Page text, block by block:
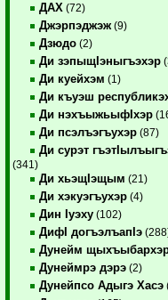
ДАХ (72)
Джэрпэджэж (9)
Дзюдо (2)
Ди зэпыщIэныгъэхэр
Ди куейхэм (1)
Ди къуэш
Ди нэхъыжьыфIхэр
Ди псэлъэгъухэр (87)
Ди сурэт
(341)
Ди хьэщIэщым (21)
Ди хэкуэгъухэр (4)
Дин Iуэху (102)
ДифI догъэлъапIэ
Дунейм
Дунеймрэ дэрэ (2)
Дунейпсо Адыгэ Хасэ